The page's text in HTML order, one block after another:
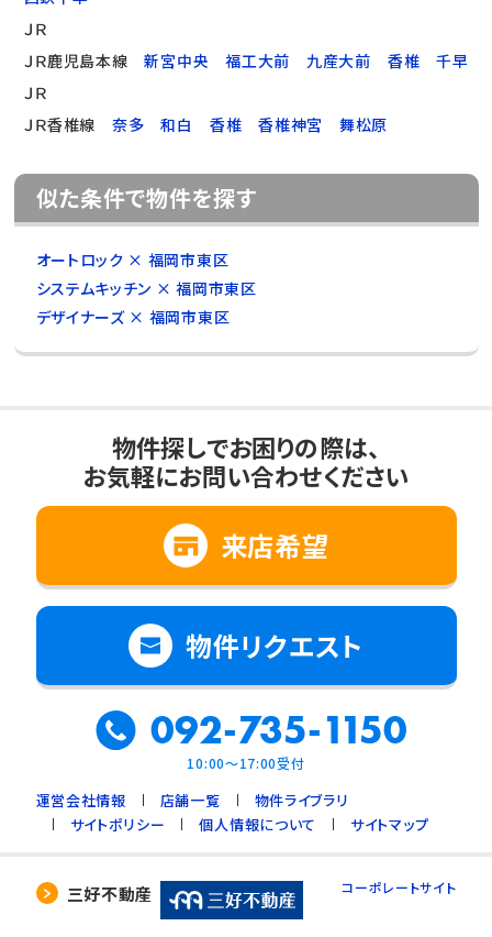
ＪＲ
ＪＲ鹿児島本線
新宮中央 福工大前 九産大前 香椎
千早
ＪＲ
ＪＲ香椎線
奈多 和白 香椎 香椎神宮 舞松原
似た条件で物件を探す
オートロック × 福岡市東区
システムキッチン × 福岡市東区
デザイナーズ × 福岡市東区
物件探しでお困りの際は、
お気軽にお問い合わせください
来店希望
物件リクエスト
092-735-1150
10:00～17:00受付
運営会社情報 店舗一覧
物件ライブラリ
サイトポリシー
個人情報について サイトマップ
三好不動産 コーポレートサイト